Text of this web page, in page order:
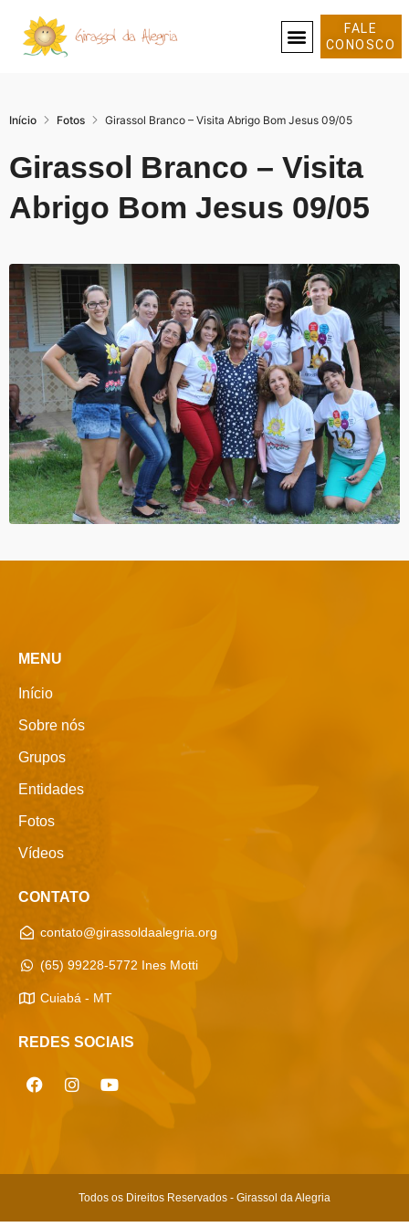
FALE
CONOSCO
Início Fotos Girassol Branco – Visita Abrigo Bom Jesus 09/05
Girassol Branco – Visita
Abrigo Bom Jesus 09/05
MENU
Início
Sobre nós
Grupos
Entidades
Fotos
Vídeos
CONTATO
contato@girassoldaalegria.org
(65) 99228-5772 Ines Motti
Cuiabá - MT
REDES SOCIAIS
Todos os Direitos Reservados - Girassol da Alegria